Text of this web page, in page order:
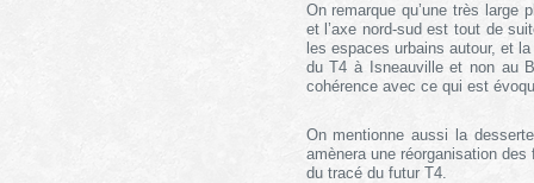
On remarque qu’une très large
et l’axe nord-sud est tout de
les espaces urbains autour, et
du T4 à Isneauville et non au
cohérence avec ce qui est
On mentionne aussi la
amènera une réorganisation
du tracé du futur T4.